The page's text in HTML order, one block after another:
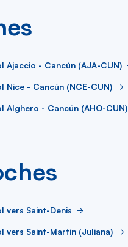
Ajaccio - Cancún (AJA-CUN)
Nice - Cancún (NCE-CUN)
Alghero - Cancún (AHO-CUN)
vers Saint-Denis
vers Saint-Martin (Juliana)